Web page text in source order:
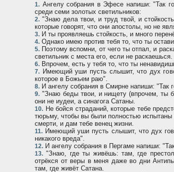
1. Ангелу собрания в Эфесе напиши: "Так
среди семи золотых светильников:
2. "Знаю дела твои, и труд твой, и
которые говорят, что они апостолы, но не
3. И ты проявляешь стойкость, и много
4. Однако имею против тебя то, что ты
5. Поэтому вспомни, от чего ты отпал, и
светильник с места его, если не раскаешься.
6. Впрочем, есть у тебя то, что ты
7. Имеющий уши пусть слышит, что дух
которое в Божьем раю".
8. И ангелу собрания в Смирне напиши:
9. "Знаю беды твои, и нищету (впрочем, ты
они не иудеи, а синагога Сатаны.
10. Не бойся страданий, которые тебе
тюрьму, чтобы вы были полностью
смерти, и дам тебе венец жизни.
11. Имеющий уши пусть слышит, что дух
никакого вреда".
12. И ангелу собрания в Пергаме напиши:
13. "Знаю, где ты живёшь: там, где
отрёкся от веры в меня даже во дни
там, где живёт Сатана.